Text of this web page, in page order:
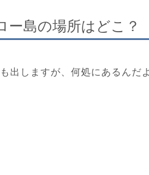
ー島の場所はどこ？
出しますが、何処にあるんだ